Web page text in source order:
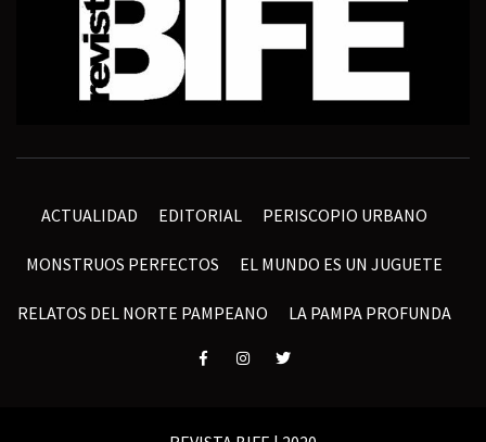
ACTUALIDAD EDITORIAL PERISCOPIO URBANO
MONSTRUOS PERFECTOS EL MUNDO ES UN JUGUETE
RELATOS DEL NORTE PAMPEANO LA PAMPA PROFUNDA
ElementoElementoElemento